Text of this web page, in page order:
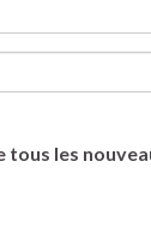
tous les